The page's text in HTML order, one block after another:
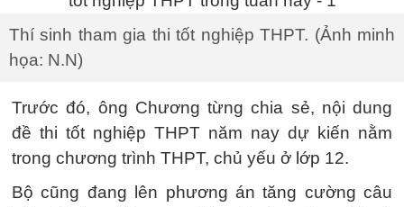
Thí sinh tham gia thi tốt nghiệp THPT. (Ảnh minh
họa: N.N)
Trước đó, ông Chương từng chia sẻ, nội dung
đề thi tốt nghiệp THPT năm nay dự kiến nằm
trong chương trình THPT, chủ yếu ở lớp 12.
Bộ cũng đang lên phương án tăng cường câu